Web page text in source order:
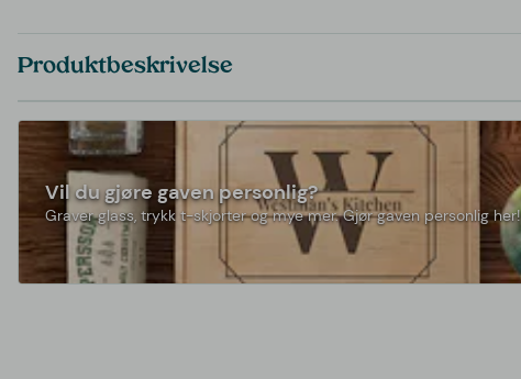
Produktbeskrivelse
Vil du gjøre gaven personlig?
Graver glass, trykk t-skjorter og mye mer. Gjør gaven personlig her!